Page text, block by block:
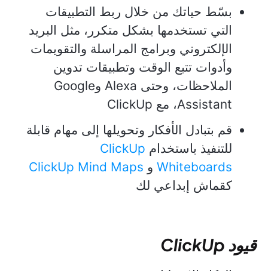
بسّط حياتك من خلال ربط التطبيقات
التي تستخدمها بشكل متكرر، مثل البريد
الإلكتروني وبرامج المراسلة والتقويمات
وأدوات تتبع الوقت وتطبيقات تدوين
الملاحظات، وحتى Alexa وGoogle
Assistant، مع ClickUp
قم بتبادل الأفكار وتحويلها إلى مهام قابلة
للتنفيذ باستخدام ClickUp
Whiteboards و ClickUp Mind Maps
كقماش إبداعي لك
قيود ClickUp